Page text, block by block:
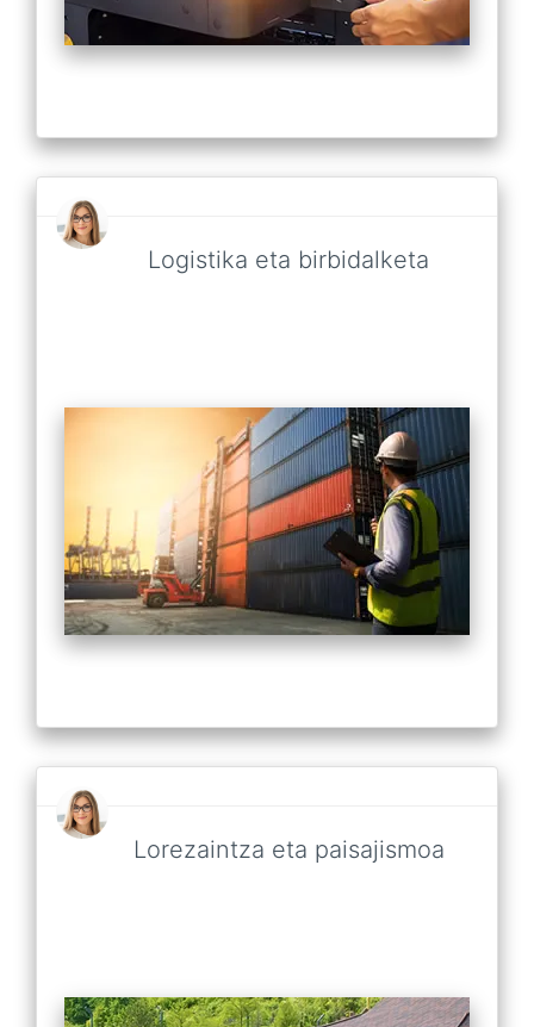
Logistika eta birbidalketa
Lorezaintza eta paisajismoa